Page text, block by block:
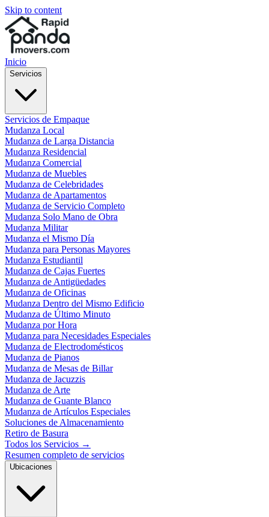
Skip to content
Inicio
Servicios
Servicios de Empaque
Mudanza Local
Mudanza de Larga Distancia
Mudanza Residencial
Mudanza Comercial
Mudanza de Muebles
Mudanza de Celebridades
Mudanza de Apartamentos
Mudanza de Servicio Completo
Mudanza Solo Mano de Obra
Mudanza Militar
Mudanza el Mismo Día
Mudanza para Personas Mayores
Mudanza Estudiantil
Mudanza de Cajas Fuertes
Mudanza de Antigüedades
Mudanza de Oficinas
Mudanza Dentro del Mismo Edificio
Mudanza de Último Minuto
Mudanza por Hora
Mudanza para Necesidades Especiales
Mudanza de Electrodomésticos
Mudanza de Pianos
Mudanza de Mesas de Billar
Mudanza de Jacuzzis
Mudanza de Arte
Mudanza de Guante Blanco
Mudanza de Artículos Especiales
Soluciones de Almacenamiento
Retiro de Basura
Todos los Servicios →
Resumen completo de servicios
Ubicaciones